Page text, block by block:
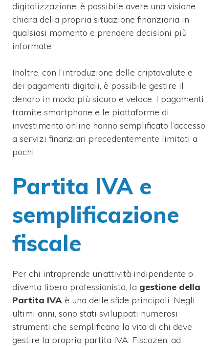
digitalizzazione, è possibile avere una visione
chiara della propria situazione finanziaria in
qualsiasi momento e prendere decisioni più
informate.
Inoltre, con l’introduzione delle criptovalute e
dei pagamenti digitali, è possibile gestire il
denaro in modo più sicuro e veloce. I pagamenti
tramite smartphone e le piattaforme di
investimento online hanno semplificato l’accesso
a servizi finanziari precedentemente limitati a
pochi.
Partita IVA e
semplificazione
fiscale
Per chi intraprende un’attività indipendente o
diventa libero professionista, la gestione della
Partita IVA è una delle sfide principali. Negli
ultimi anni, sono stati sviluppati numerosi
strumenti che semplificano la vita di chi deve
gestire la propria partita IVA. Fiscozen, ad